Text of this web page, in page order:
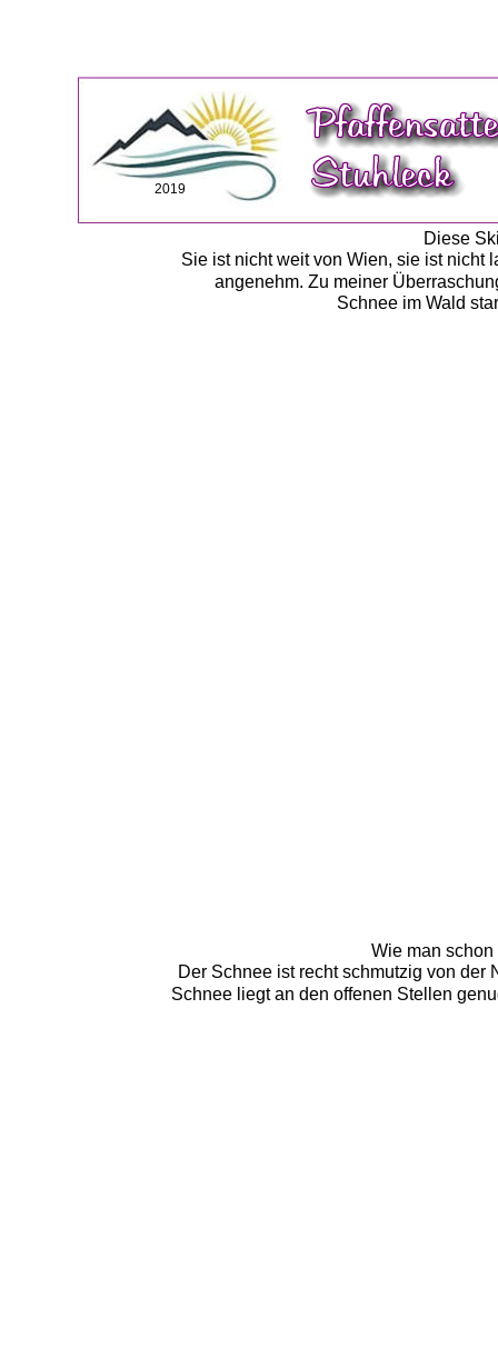
Diese
Sie ist nicht weit von Wien, sie ist nicht
angenehm. Zu meiner
Schnee im Wald
2019
Wie man
Der Schnee ist recht schmutzig von
Schnee liegt an den offenen Stellen